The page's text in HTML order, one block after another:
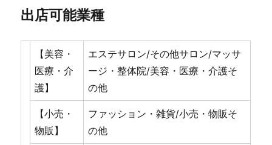
出店可能業種
【美容・
医療・介
護】
エステサロン/その他サロン/マッサ
ージ・整体院/美容・医療・介護そ
の他
【小売・
物販】
ファッション・雑貨/小売・物販そ
の他